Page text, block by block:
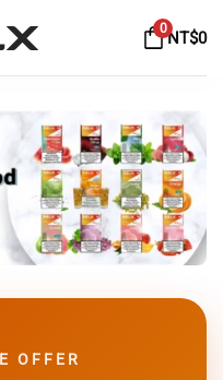
0NT$0
OFFER